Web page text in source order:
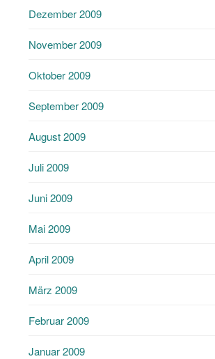
Dezember 2009
November 2009
Oktober 2009
September 2009
August 2009
Juli 2009
Juni 2009
Mai 2009
April 2009
März 2009
Februar 2009
Januar 2009